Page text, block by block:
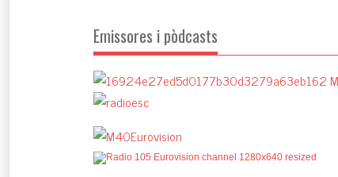
Emissores i pòdcasts